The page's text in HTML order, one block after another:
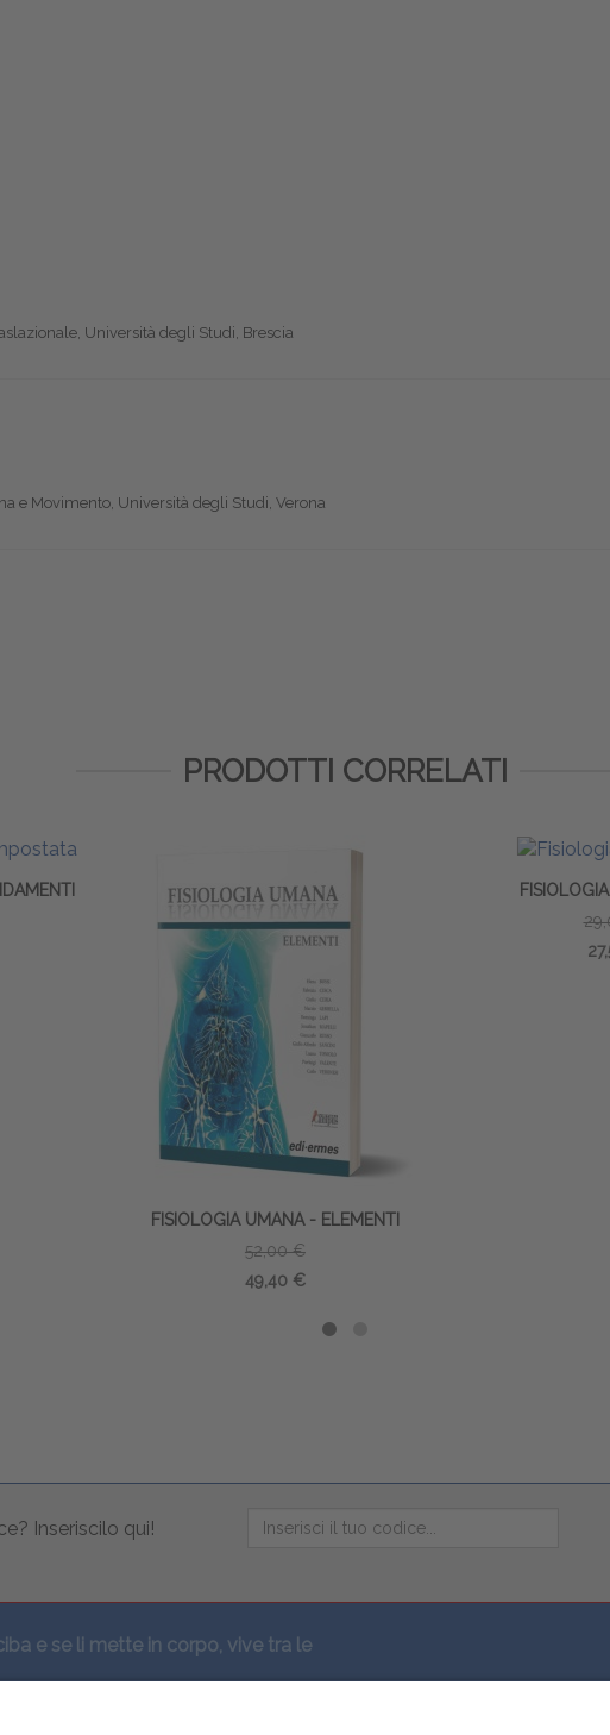
Università degli Studi, Brescia
e Movimento, Università degli Studi, Verona
PRODOTTI CORRELATI
FISIOLOGIA UMANA - ELEMENTI
FISIOLOGIA DELL'UOMO
Inseriscilo qui!
e se li mette in corpo, vive tra le